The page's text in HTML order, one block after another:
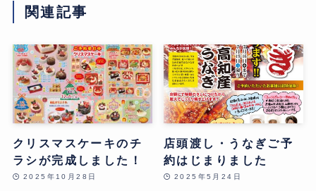
関連記事
クリスマスケーキのチ
ラシが完成しました！
2025年10月28日
店頭渡し・うなぎご予
約はじまりました
2025年5月24日